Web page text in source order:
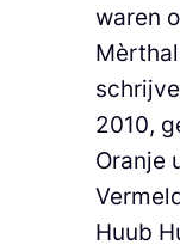
waren
2010,
Oranje
Huub